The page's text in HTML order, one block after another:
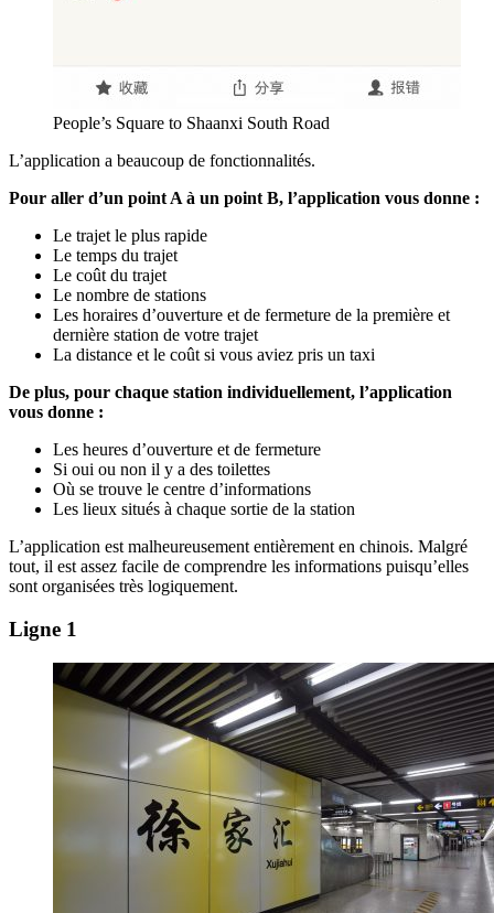
People’s Square to Shaanxi South Road
L’application a beaucoup de fonctionnalités.
Pour aller d’un point A à un point B, l’application vous donne :
Le trajet le plus rapide
Le temps du trajet
Le coût du trajet
Le nombre de stations
Les horaires d’ouverture et de fermeture de la première et
dernière station de votre trajet
La distance et le coût si vous aviez pris un taxi
De plus, pour chaque station individuellement, l’application
vous donne :
Les heures d’ouverture et de fermeture
Si oui ou non il y a des toilettes
Où se trouve le centre d’informations
Les lieux situés à chaque sortie de la station
L’application est malheureusement entièrement en chinois. Malgré
tout, il est assez facile de comprendre les informations puisqu’elles
sont organisées très logiquement.
Ligne 1